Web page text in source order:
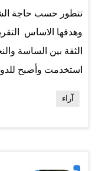
تتطور حسب حاجة
وهدفها الاساس
الثقة بين الساسة
استخدمت وأصبح
والنفائس ومن
هما مارية القبطية
آراء